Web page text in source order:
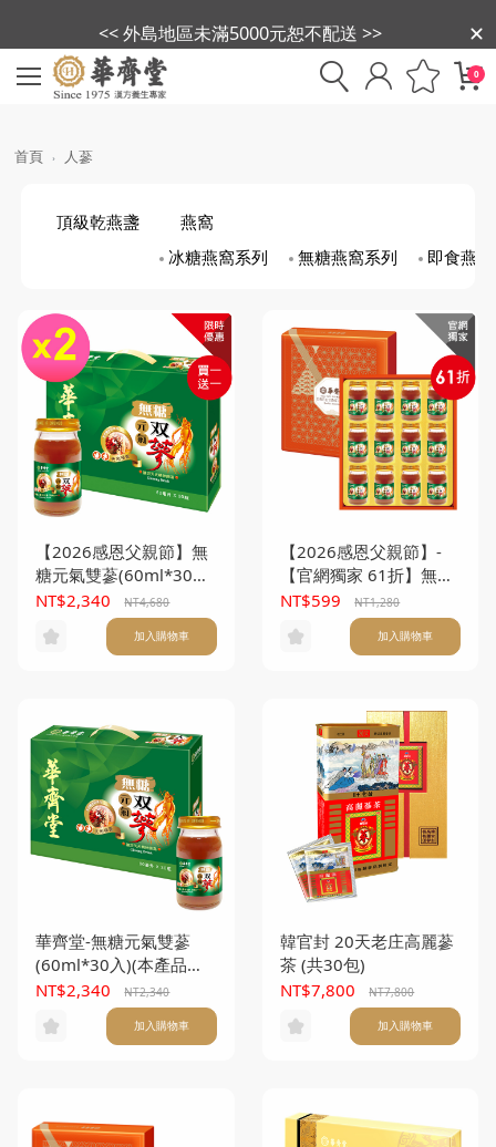
<< 外島地區未滿5000元恕不配送 >>
0
首頁 人蔘
頂級乾燕盞
燕窩
冰糖燕窩系列
無糖燕窩系列 即食燕
【2026感恩父親節】無
糖元氣雙蔘(60ml*30入)
(本產品不附提袋) 買一
NT$2,340 NT4,680
加入購物車
【2026感恩父親節】-
【官網獨家 61折】無糖
元氣雙蔘禮盒(60ml*12
NT$599 NT1,280
加入購物車
華齊堂-無糖元氣雙蔘
(60ml*30入)(本產品不
附提袋)
NT$2,340 NT2,340
加入購物車
韓官封 20天老庄高麗蔘
茶 (共30包)
NT$7,800
NT7,800
加入購物車